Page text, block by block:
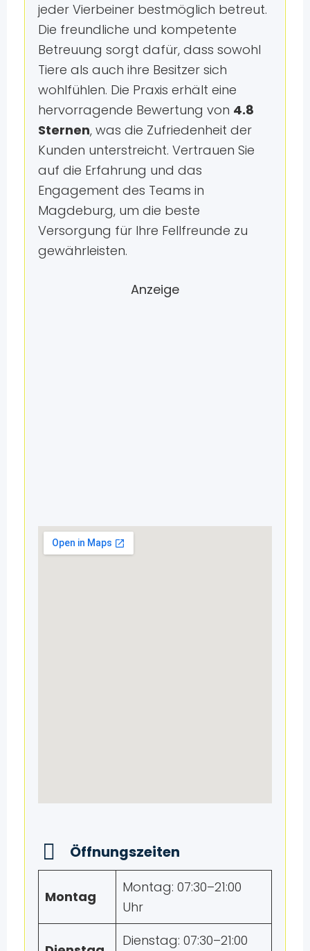
jeder Vierbeiner bestmöglich betreut.
Die freundliche und kompetente
Betreuung sorgt dafür, dass sowohl
Tiere als auch ihre Besitzer sich
wohlfühlen. Die Praxis erhält eine
hervorragende Bewertung von 4.8
Sternen, was die Zufriedenheit der
Kunden unterstreicht. Vertrauen Sie
auf die Erfahrung und das
Engagement des Teams in
Magdeburg, um die beste
Versorgung für Ihre Fellfreunde zu
gewährleisten.
Anzeige
Öffnungszeiten
Montag
Montag: 07:30–21:00
Uhr
Dienstag: 07:30–21:00